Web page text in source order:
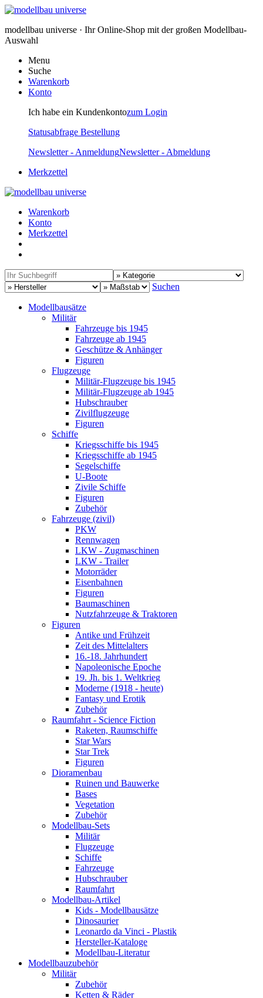
modellbau universe · Ihr Online-Shop mit der großen Modellbau-
Auswahl
Menu
Suche
Warenkorb
Konto
Ich habe ein Kundenkontozum Login
Statusabfrage Bestellung
Newsletter - AnmeldungNewsletter - Abmeldung
Merkzettel
Warenkorb
Konto
Merkzettel
Suchen
Modellbausätze
Militär
Fahrzeuge bis 1945
Fahrzeuge ab 1945
Geschütze & Anhänger
Figuren
Flugzeuge
Militär-Flugzeuge bis 1945
Militär-Flugzeuge ab 1945
Hubschrauber
Zivilflugzeuge
Figuren
Schiffe
Kriegsschiffe bis 1945
Kriegsschiffe ab 1945
Segelschiffe
U-Boote
Zivile Schiffe
Figuren
Zubehör
Fahrzeuge (zivil)
PKW
Rennwagen
LKW - Zugmaschinen
LKW - Trailer
Motorräder
Eisenbahnen
Figuren
Baumaschinen
Nutzfahrzeuge & Traktoren
Figuren
Antike und Frühzeit
Zeit des Mittelalters
16.-18. Jahrhundert
Napoleonische Epoche
19. Jh. bis 1. Weltkrieg
Moderne (1918 - heute)
Fantasy und Erotik
Zubehör
Raumfahrt - Science Fiction
Raketen, Raumschiffe
Star Wars
Star Trek
Figuren
Dioramenbau
Ruinen und Bauwerke
Bases
Vegetation
Zubehör
Modellbau-Sets
Militär
Flugzeuge
Schiffe
Fahrzeuge
Hubschrauber
Raumfahrt
Modellbau-Artikel
Kids - Modellbausätze
Dinosaurier
Leonardo da Vinci - Plastik
Hersteller-Kataloge
Modellbau-Literatur
Modellbauzubehör
Militär
Zubehör
Ketten & Räder